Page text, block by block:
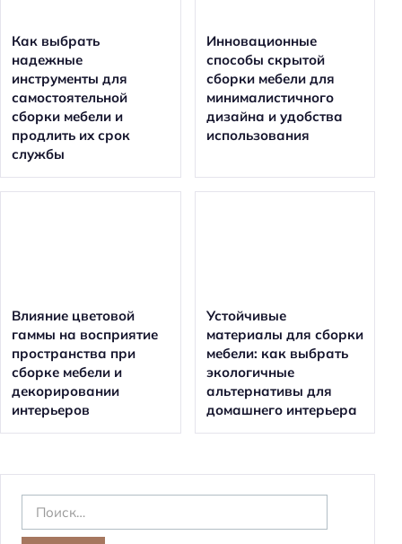
Как выбрать
надежные
инструменты для
самостоятельной
сборки мебели и
продлить их срок
службы
Инновационные
способы скрытой
сборки мебели для
минималистичного
дизайна и удобства
использования
Влияние цветовой
гаммы на восприятие
пространства при
сборке мебели и
декорировании
интерьеров
Устойчивые
материалы для сборки
мебели: как выбрать
экологичные
альтернативы для
домашнего интерьера
а